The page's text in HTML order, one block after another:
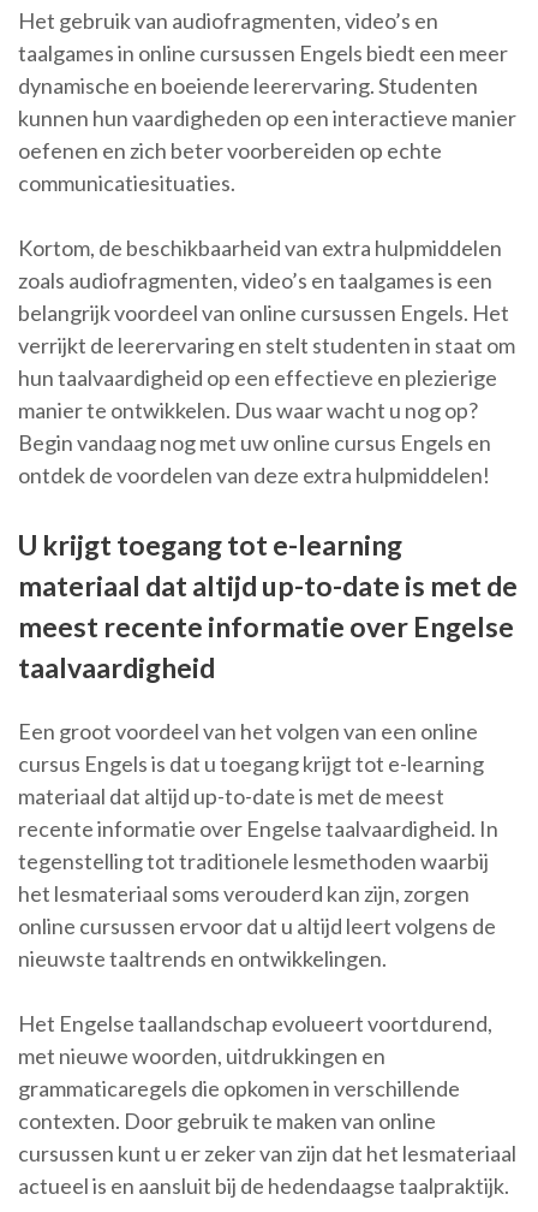
Het gebruik van audiofragmenten, video’s en
taalgames in online cursussen Engels biedt een meer
dynamische en boeiende leerervaring. Studenten
kunnen hun vaardigheden op een interactieve manier
oefenen en zich beter voorbereiden op echte
communicatiesituaties.
Kortom, de beschikbaarheid van extra hulpmiddelen
zoals audiofragmenten, video’s en taalgames is een
belangrijk voordeel van online cursussen Engels. Het
verrijkt de leerervaring en stelt studenten in staat om
hun taalvaardigheid op een effectieve en plezierige
manier te ontwikkelen. Dus waar wacht u nog op?
Begin vandaag nog met uw online cursus Engels en
ontdek de voordelen van deze extra hulpmiddelen!
U krijgt toegang tot e-learning
materiaal dat altijd up-to-date is met de
meest recente informatie over Engelse
taalvaardigheid
Een groot voordeel van het volgen van een online
cursus Engels is dat u toegang krijgt tot e-learning
materiaal dat altijd up-to-date is met de meest
recente informatie over Engelse taalvaardigheid. In
tegenstelling tot traditionele lesmethoden waarbij
het lesmateriaal soms verouderd kan zijn, zorgen
online cursussen ervoor dat u altijd leert volgens de
nieuwste taaltrends en ontwikkelingen.
Het Engelse taallandschap evolueert voortdurend,
met nieuwe woorden, uitdrukkingen en
grammaticaregels die opkomen in verschillende
contexten. Door gebruik te maken van online
cursussen kunt u er zeker van zijn dat het lesmateriaal
actueel is en aansluit bij de hedendaagse taalpraktijk.